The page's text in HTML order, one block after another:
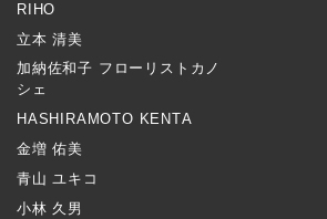
RIHO
立本 清美
加納佐和子 フローリストカノ
シェ
HASHIRAMOTO KENTA
金増 佑美
青山 ユキコ
小林 久男